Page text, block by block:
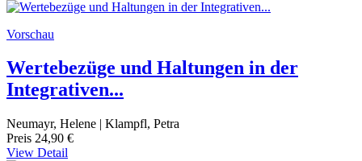
Vorschau
Wertebezüge und Haltungen in der
Integrativen...
Neumayr, Helene | Klampfl, Petra
Preis 24,90 €
View Detail